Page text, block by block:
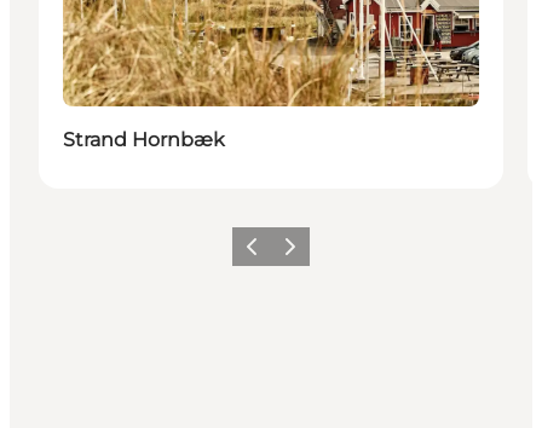
Strand Hornbæk
ZurückWeiter